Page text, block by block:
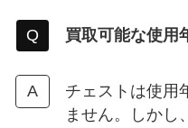
買取可能な使用
チェストは使用
ません。しかし